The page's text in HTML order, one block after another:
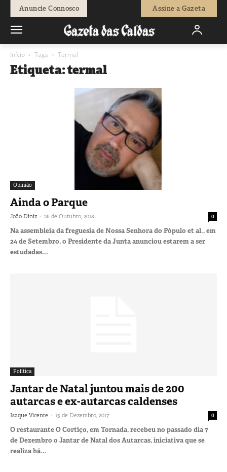
Anuncie Connosco Assine a Gazeta
Início Tags Termal
Etiqueta: termal
Opinião
Ainda o Parque
João Diniz - 26 de Outubro, 2018 0
Na assembleia da freguesia de Nossa Senhora do Pópulo et al., em
24 de Setembro, o Presidente da Junta anunciou estarem a ser
estudadas...
Política
Jantar de Natal juntou mais de 200
autarcas e ex-autarcas caldenses
Isaque Vicente - 15 de Dezembro, 2017 0
O restaurante O Cortiço, em Tornada, recebeu no passado dia 7
de Dezembro o Jantar de Natal dos Autarcas, iniciativa que se
realiza há...